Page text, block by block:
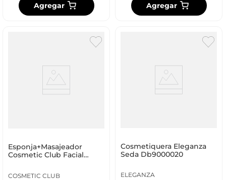
Agregar Agregar
Esponja+Masajeador
Cosmetic Club Facial
COSMETIC CLUB
Cosmetiquera Eleganza
Seda Db9000020
ELEGANZA